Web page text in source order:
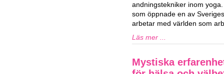
andningstekniker inom
som öppnade en av
arbetar med världen som
Läs mer ...
Mystiska